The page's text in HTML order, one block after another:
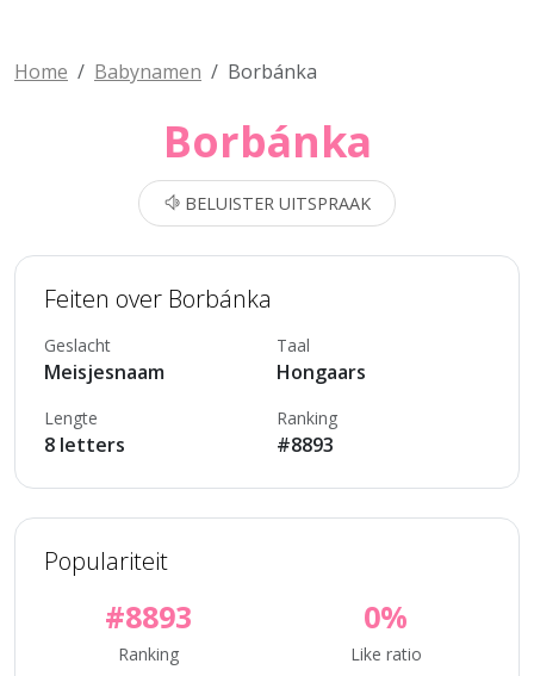
Home Babynamen Borbánka
Borbánka
BELUISTER UITSPRAAK
Feiten over Borbánka
Geslacht
Meisjesnaam
Taal
Hongaars
Lengte
8 letters
Ranking
#8893
Populariteit
#8893
Ranking
0%
Like ratio